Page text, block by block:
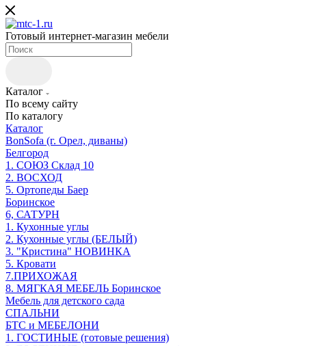
Готовый интернет-магазин мебели
Каталог
По всему сайту
По каталогу
Каталог
BonSofa (г. Орел, диваны)
Белгород
1. СОЮЗ Склад 10
2. ВОСХОД
5. Ортопеды Баер
Боринское
6, САТУРН
1. Кухонные углы
2. Кухонные углы (БЕЛЫЙ)
3. "Кристина" НОВИНКА
5. Кровати
7.ПРИХОЖАЯ
8. МЯГКАЯ МЕБЕЛЬ Боринское
Мебель для детского сада
СПАЛЬНИ
БТС и МЕБЕЛОНИ
1. ГОСТИНЫЕ (готовые решения)